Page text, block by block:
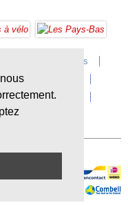
Postes vacants
privacy